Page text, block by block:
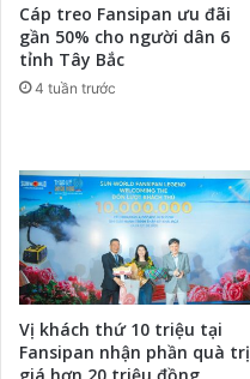
Cáp treo Fansipan ưu đãi
gần 50% cho người dân 6
tỉnh Tây Bắc
4 tuần trước
Vị khách thứ 10 triệu tại
Fansipan nhận phần quà trị